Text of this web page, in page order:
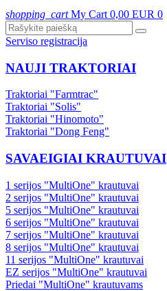
shopping_cart My Cart 0,00 EUR 0
Serviso registracija
NAUJI TRAKTORIAI
Traktoriai "Farmtrac"
Traktoriai "Solis"
Traktoriai "Hinomoto"
Traktoriai "Dong Feng"
SAVAEIGIAI KRAUTUVAI
1 serijos "MultiOne" krautuvai
2 serijos "MultiOne" krautuvai
5 serijos "MultiOne" krautuvai
6 serijos "MultiOne" krautuvai
7 serijos "MultiOne" krautuvai
8 serijos "MultiOne" krautuvai
11 serijos "MultiOne" krautuvai
EZ serijos "MultiOne" krautuvai
Priedai "MultiOne" krautuvams